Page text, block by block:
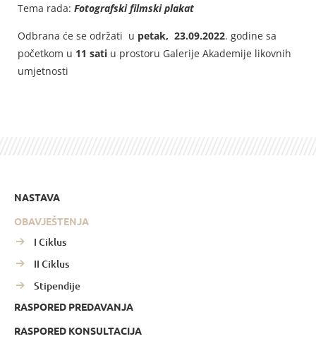
Tema rada: Fotografski filmski plakat
Odbrana će se održati u petak, 23.09.2022. godine sa
početkom u 11 sati u prostoru Galerije Akademije likovnih
umjetnosti
NASTAVA
OBAVJEŠTENJA
I Ciklus
II Ciklus
Stipendije
RASPORED PREDAVANJA
RASPORED KONSULTACIJA